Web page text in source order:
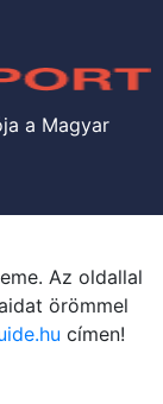
a Magyar
Az oldallal
örömmel
címen!